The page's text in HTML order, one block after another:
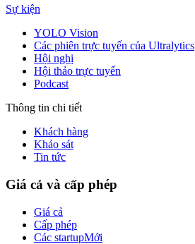
Sự kiện
YOLO Vision
Các phiên trực tuyến của Ultralytics
Hội nghị
Hội thảo trực tuyến
Podcast
Thông tin chi tiết
Khách hàng
Khảo sát
Tin tức
Giá cả và cấp phép
Giá cả
Cấp phép
Các startupMới